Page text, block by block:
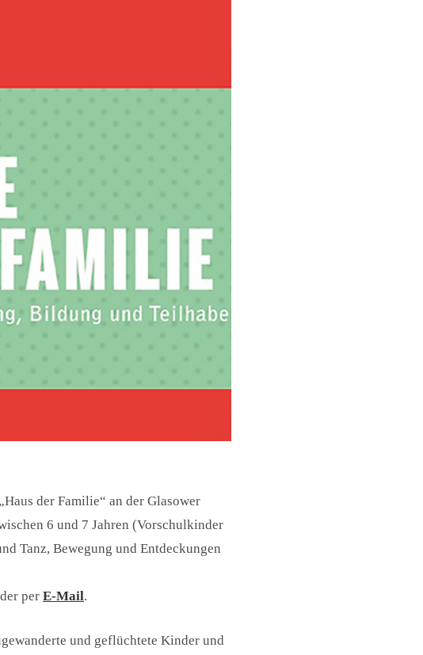
der Familie“ an der Glasower
6 und 7 Jahren (Vorschulkinder
Tanz, Bewegung und Entdeckungen
per E-Mail.
und geflüchtete Kinder und